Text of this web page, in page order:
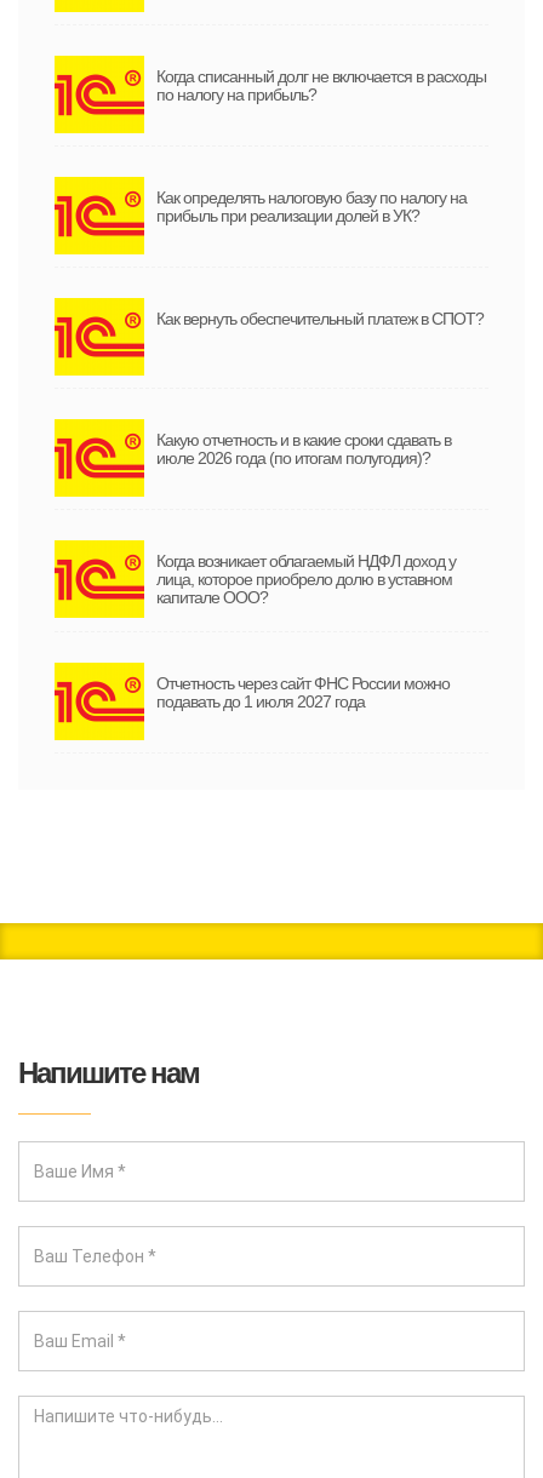
Когда списанный долг не включается в расходы
по налогу на прибыль?
Как определять налоговую базу по налогу на
прибыль при реализации долей в УК?
Как вернуть обеспечительный платеж в СПОТ?
Какую отчетность и в какие сроки сдавать в
июле 2026 года (по итогам полугодия)?
Когда возникает облагаемый НДФЛ доход у
лица, которое приобрело долю в уставном
капитале ООО?
Отчетность через сайт ФНС России можно
подавать до 1 июля 2027 года
Напишите нам